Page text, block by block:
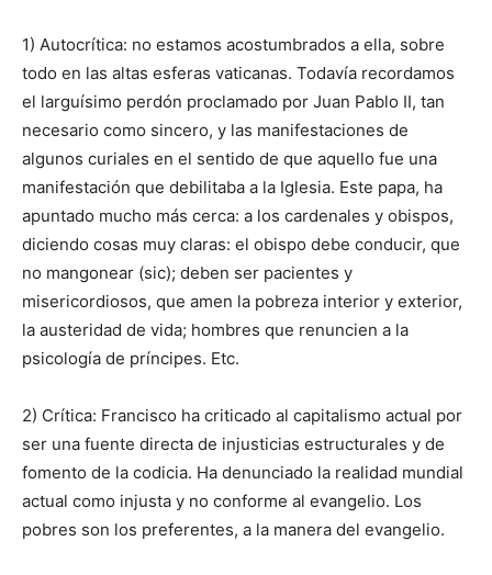
1) Autocrítica: no estamos acostumbrados a ella, sobre
todo en las altas esferas vaticanas. Todavía recordamos
el larguísimo perdón proclamado por Juan Pablo II, tan
necesario como sincero, y las manifestaciones de
algunos curiales en el sentido de que aquello fue una
manifestación que debilitaba a la Iglesia. Este papa, ha
apuntado mucho más cerca: a los cardenales y obispos,
diciendo cosas muy claras: el obispo debe conducir, que
no mangonear (sic); deben ser pacientes y
misericordiosos, que amen la pobreza interior y exterior,
la austeridad de vida; hombres que renuncien a la
psicología de príncipes. Etc.
2) Crítica: Francisco ha criticado al capitalismo actual por
ser una fuente directa de injusticias estructurales y de
fomento de la codicia. Ha denunciado la realidad mundial
actual como injusta y no conforme al evangelio. Los
pobres son los preferentes, a la manera del evangelio.